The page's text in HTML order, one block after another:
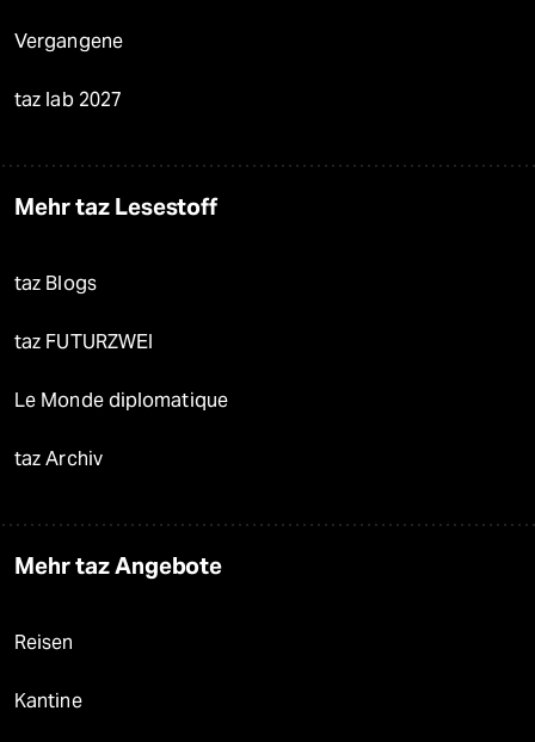
Vergangene
taz lab 2027
Mehr taz Lesestoff
taz Blogs
taz FUTURZWEI
Le Monde diplomatique
taz Archiv
Mehr taz Angebote
Reisen
Kantine